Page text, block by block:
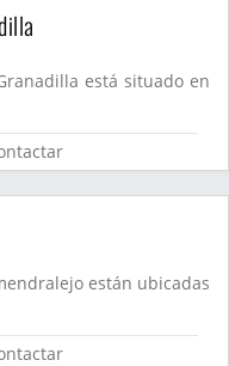
está situado en
están ubicadas